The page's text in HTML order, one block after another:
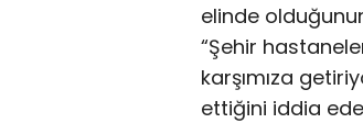
elinde
“Şehir
karşımıza
ettiğini iddia